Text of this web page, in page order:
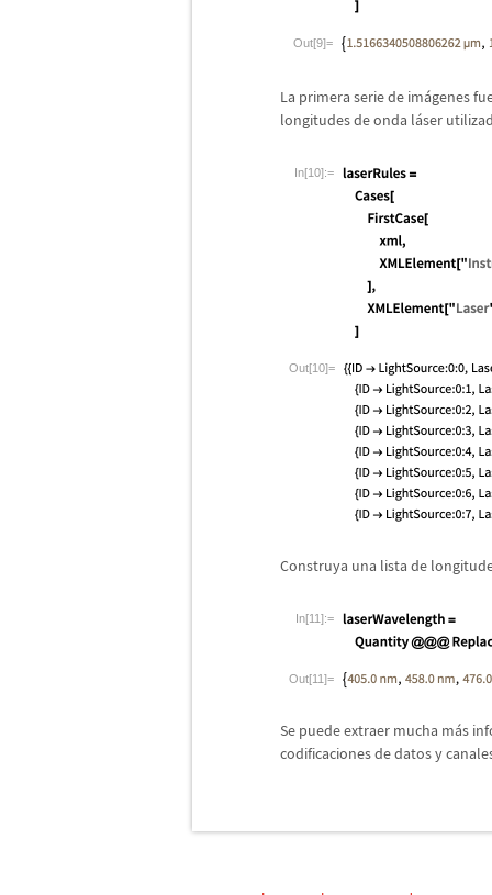
Out[9]=
La primera serie de imágenes
longitudes de onda láser
In[10]:=
Out[10]=
Construya una lista de
In[11]:=
Out[11]=
Se puede extraer mucha más
codificaciones de datos y